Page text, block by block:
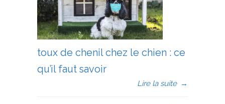
toux de chenil chez le chien : ce
qu’il faut savoir
Lire la suite →